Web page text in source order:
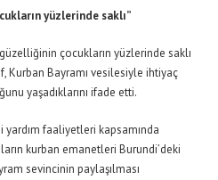
yüzlerinde saklı”
çocukların yüzlerinde saklı
Kurban Bayramı vesilesiyle ihtiyaç
yaşadıklarını ifade etti.
yardım faaliyetleri kapsamında
kurban emanetleri Burundi’deki
sevincinin paylaşılması